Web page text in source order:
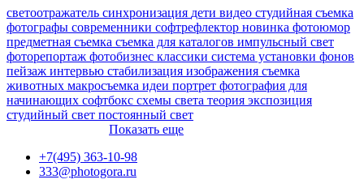
светоотражатель синхронизация дети видео студийная съемка
фотографы современники софтрефлектор новинка фотоюмор
предметная съемка съемка для каталогов импульсный свет
фоторепортаж фотобизнес классики система установки фонов
пейзаж интервью стабилизация изображения съемка
животных макросъемка идеи портрет фотография для
начинающих софтбокс схемы света теория экспозиция
студийный свет постоянный свет
Показать еще
+7(495) 363-10-98
333@photogora.ru